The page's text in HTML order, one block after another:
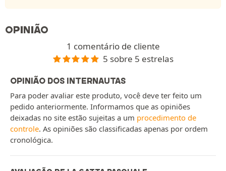
OPINIÃO
1 comentário de cliente
5 sobre 5 estrelas
OPINIÃO DOS INTERNAUTAS
Para poder avaliar este produto, você deve ter feito um
pedido anteriormente. Informamos que as opiniões
deixadas no site estão sujeitas a um procedimento de
controle. As opiniões são classificadas apenas por ordem
cronológica.